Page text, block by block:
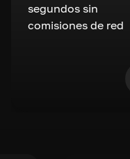
segundos sin
comisiones de red